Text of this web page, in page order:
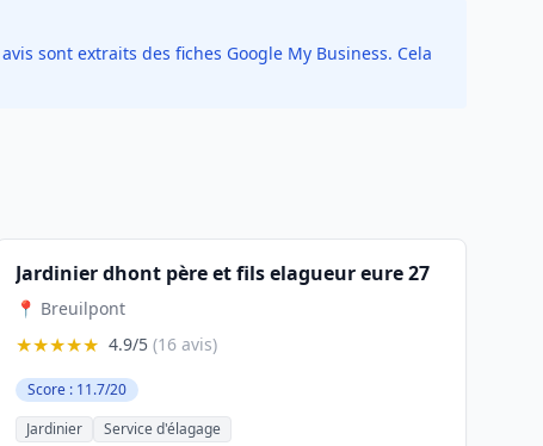
sont extraits des fiches Google My Business. Cela
Jardinier dhont père et fils elagueur eure 27
📍 Breuilpont
★★★★★ 4.9/5(16 avis)
Score : 11.7/20
Jardinier
Service d'élagage